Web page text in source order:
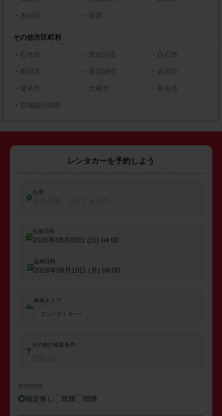
・ 太白区 ・ 泉区
その他市区町村
・ 石巻市 ・ 気仙沼市 ・ 白石市
・ 角田市 ・ 多賀城市 ・ 岩沼市
・ 登米市 ・ 大崎市 ・ 富谷市
・ 宮城郡利府町
レンタカーを予約しよう
出発
出発日時
2026年08月09日 (日) 04:00
返却日時
2026年08月10日 (月) 04:00
車両タイプ
コンパクトカー
その他の検索条件
禁煙/喫煙
指定無し 禁煙 喫煙